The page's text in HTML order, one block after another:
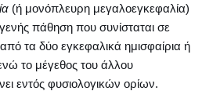
(ή μονόπλευρη μεγαλοεγκεφαλία)
πάθηση που συνίσταται σε
τα δύο εγκεφαλικά ημισφαίρια ή
το μέγεθος του άλλου
εντός φυσιολογικών ορίων.